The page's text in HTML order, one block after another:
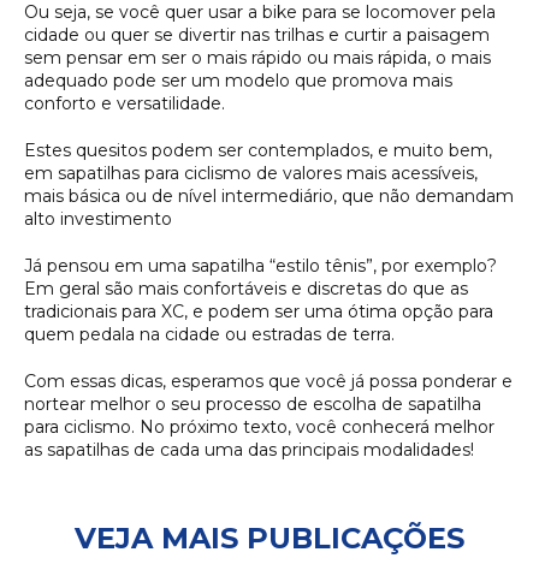
Ou seja, se você quer usar a bike para se locomover pela
cidade ou quer se divertir nas trilhas e curtir a paisagem
sem pensar em ser o mais rápido ou mais rápida, o mais
adequado pode ser um modelo que promova mais
conforto e versatilidade.
Estes quesitos podem ser contemplados, e muito bem,
em sapatilhas para ciclismo de valores mais acessíveis,
mais básica ou de nível intermediário, que não demandam
alto investimento
Já pensou em uma sapatilha “estilo tênis”, por exemplo?
Em geral são mais confortáveis e discretas do que as
tradicionais para XC, e podem ser uma ótima opção para
quem pedala na cidade ou estradas de terra.
Com essas dicas, esperamos que você já possa ponderar e
nortear melhor o seu processo de escolha de sapatilha
para ciclismo. No próximo texto, você conhecerá melhor
as sapatilhas de cada uma das principais modalidades!
VEJA MAIS PUBLICAÇÕES